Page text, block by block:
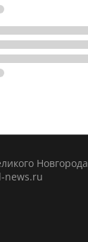
Новгорода
news.ru